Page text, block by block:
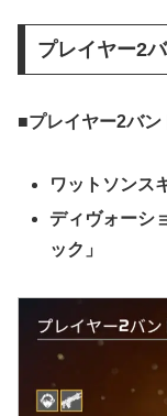
プレイヤー2
■プレイヤー2バン
ワットソンス
ディヴォーシ
ック」